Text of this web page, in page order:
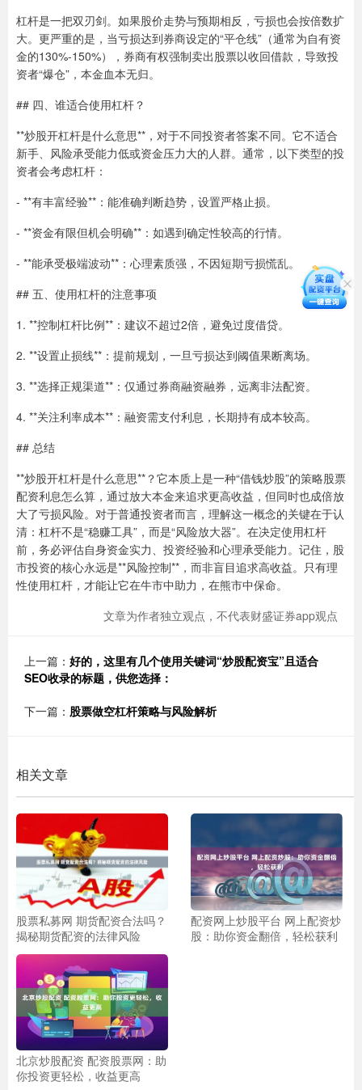
杠杆是一把双刃剑。如果股价走势与预期相反，亏损也会按倍数扩
大。更严重的是，当亏损达到券商设定的“平仓线”（通常为自有资
金的130%-150%），券商有权强制卖出股票以收回借款，导致投
资者“爆仓”，本金血本无归。
## 四、谁适合使用杠杆？
**炒股开杠杆是什么意思**，对于不同投资者答案不同。它不适合
新手、风险承受能力低或资金压力大的人群。通常，以下类型的投
资者会考虑杠杆：
- **有丰富经验**：能准确判断趋势，设置严格止损。
- **资金有限但机会明确**：如遇到确定性较高的行情。
- **能承受极端波动**：心理素质强，不因短期亏损慌乱。
## 五、使用杠杆的注意事项
1. **控制杠杆比例**：建议不超过2倍，避免过度借贷。
2. **设置止损线**：提前规划，一旦亏损达到阈值果断离场。
3. **选择正规渠道**：仅通过券商融资融券，远离非法配资。
4. **关注利率成本**：融资需支付利息，长期持有成本较高。
## 总结
**炒股开杠杆是什么意思**？它本质上是一种“借钱炒股”的策略股票
配资利息怎么算，通过放大本金来追求更高收益，但同时也成倍放
大了亏损风险。对于普通投资者而言，理解这一概念的关键在于认
清：杠杆不是“稳赚工具”，而是“风险放大器”。在决定使用杠杆
前，务必评估自身资金实力、投资经验和心理承受能力。记住，股
市投资的核心永远是**风险控制**，而非盲目追求高收益。只有理
性使用杠杆，才能让它在牛市中助力，在熊市中保命。
文章为作者独立观点，不代表财盛证券app观点
上一篇： 好的，这里有几个使用关键词“炒股配资宝”且适合
SEO收录的标题，供您选择：
下一篇： 股票做空杠杆策略与风险解析
相关文章
股票私募网 期货配资合法吗？
揭秘期货配资的法律风险
配资网上炒股平台 网上配资炒
股：助你资金翻倍，轻松获利
北京炒股配资 配资股票网：助
你投资更轻松，收益更高